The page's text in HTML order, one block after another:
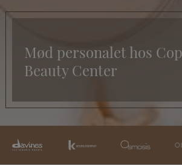
Mød personalet hos
Beauty Center